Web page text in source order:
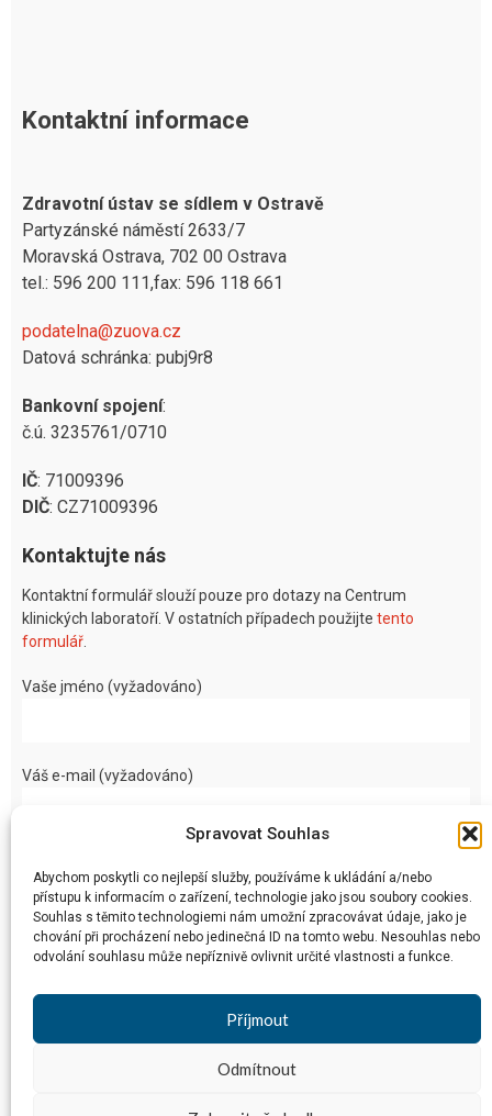
Spravovat Souhlas
Abychom poskytli co nejlepší služby, používáme k ukládání a/nebo
přístupu k informacím o zařízení, technologie jako jsou soubory cookies.
Souhlas s těmito technologiemi nám umožní zpracovávat údaje, jako je
chování při procházení nebo jedinečná ID na tomto webu. Nesouhlas nebo
odvolání souhlasu může nepříznivě ovlivnit určité vlastnosti a funkce.
Příjmout
Odmítnout
Kontaktní informace
Zdravotní ústav se sídlem v Ostravě
Partyzánské náměstí 2633/7
Moravská Ostrava, 702 00 Ostrava
tel.: 596 200 111,fax: 596 118 661
podatelna@zuova.cz
Datová schránka: pubj9r8
Bankovní spojení:
č.ú. 3235761/0710
IČ: 71009396
DIČ: CZ71009396
Kontaktujte nás
Kontaktní formulář slouží pouze pro dotazy na Centrum
klinických laboratoří. V ostatních případech použijte tento
formulář
Vaše jméno (vyžadováno)
Váš e-mail (vyžadováno)